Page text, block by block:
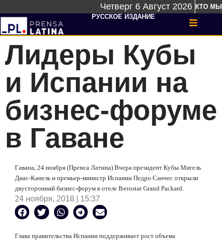
Четверг 6 Август 2026 КТО МЫ
РУССКОЕ ИЗДАНИЕ
Лидеры Кубы
и Испании на
бизнес-форуме
в Гаване
Гавана, 24 ноября (Пренса Латина) Вчера президент Кубы Мигель
Диас-Канель и премьер-министр Испании Педро Санчес открыли
двусторонний бизнес-форум в отеле Iberostar Grand Packard.
24 ноября, 2018 | 15:37
Глава правительства Испании поддерживает рост объема